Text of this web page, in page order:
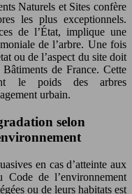
Naturels et Sites confère
les plus exceptionnels.
de l’État, implique une
de l’arbre. Une fois
ou de l’aspect du site doit
de France. Cette
le poids des arbres
urbain.
selon
en cas d’atteinte aux
Code de l’environnement
ou de leurs habitats est